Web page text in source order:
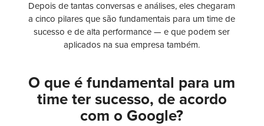
Depois de tantas conversas e análises, eles chegaram
a cinco pilares que são fundamentais para um time de
sucesso e de alta performance — e que podem ser
aplicados na sua empresa também.
O que é fundamental para um
time ter sucesso, de acordo
com o Google?